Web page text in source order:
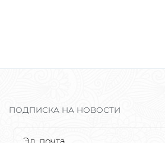
ПОДПИСКА НА НОВОСТИ